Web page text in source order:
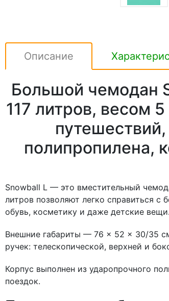
Описание
Большой чемодан
117 литров, весом
полипропилена,
Snowball L — это вместительный
литров позволяют легко справиться
обувь, косметику и даже детские вещи.
Внешние габариты — 76 × 52 × 30/35
ручек: телескопической, верхней и
Корпус выполнен из ударопрочного
поездок.